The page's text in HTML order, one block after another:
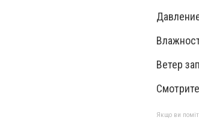
Ветер
Якщо ви